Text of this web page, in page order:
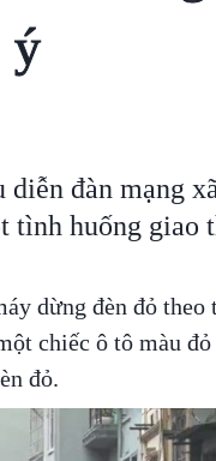
ý
đàn mạng
huống giao
dừng đèn đỏ
chiếc ô tô màu
đỏ.